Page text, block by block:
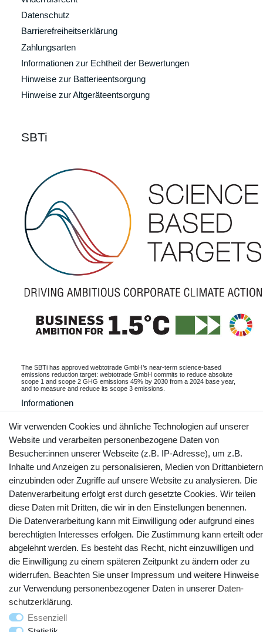
Datenschutz
Barrierefreiheitserklärung
Zahlungsarten
Informationen zur Echtheit der Bewertungen
Hinweise zur Batterieentsorgung
Hinweise zur Altgeräteentsorgung
SBTi
The SBTi has approved webtotrade GmbH’s near-term science-based
emissions reduction target: webtotrade GmbH commits to reduce absolute
scope 1 and scope 2 GHG emissions 45% by 2030 from a 2024 base year,
and to measure and reduce its scope 3 emissions.
Informationen
Vertrag widerrufen Kontakt
YouTube Facebook Instagram
© Copyright 2025 webtotrade GmbH. Alle Rechte vorbehalten.
Wir verwenden Cookies und ähnliche Technologien auf unserer
Website und verarbeiten personenbezogene Daten von
Besucher:innen unserer Webseite (z.B. IP-Adresse), um z.B.
Inhalte und Anzeigen zu personalisieren, Medien von Drittanbietern
einzubinden oder Zugriffe auf unsere Website zu analysieren. Die
Datenverarbeitung erfolgt erst durch gesetzte Cookies. Wir teilen
diese Daten mit Dritten, die wir in den Einstellungen benennen.
Die Datenverarbeitung kann mit Einwilligung oder aufgrund eines
berechtigten Interesses erfolgen. Die Zustimmung kann erteilt oder
abgelehnt werden. Es besteht das Recht, nicht einzuwilligen und
die Einwilligung zu einem späteren Zeitpunkt zu ändern oder zu
widerrufen. Beachten Sie unser Impressum und weitere Hinweise
zur Verwendung personenbezogener Daten in unserer Daten­
schutz­erklärung.
Essenziell